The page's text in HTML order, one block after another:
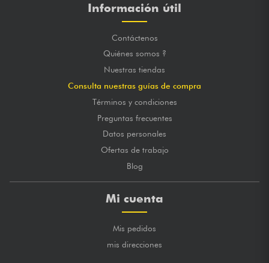
Información útil
Contáctenos
Quiénes somos ?
Nuestras tiendas
Consulta nuestras guías de compra
Términos y condiciones
Preguntas frecuentes
Datos personales
Ofertas de trabajo
Blog
Mi cuenta
Mis pedidos
mis direcciones